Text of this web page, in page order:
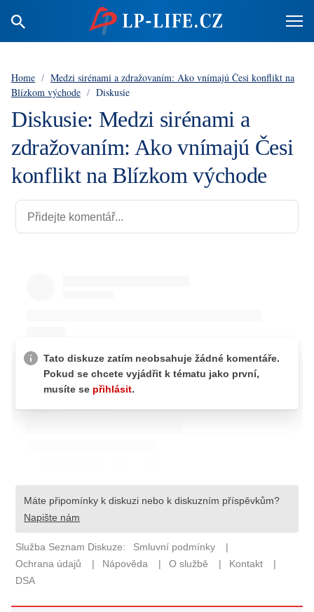
Home / Medzi sirénami a zdražovaním: Ako vnímajú Česi konflikt na
Blízkom východe / Diskusie
Diskusie: Medzi sirénami a
zdražovaním: Ako vnímajú Česi
konflikt na Blízkom východe